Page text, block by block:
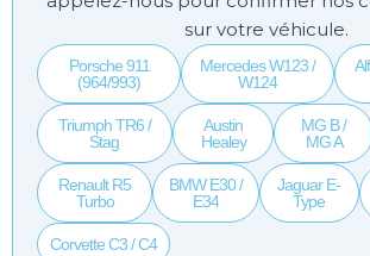
sur votre véhicule.
Porsche 911
(964/993)
Mercedes W123 /
W124
Triumph TR6 /
Stag
Austin
Healey
MG B /
MG A
Renault R5
Turbo
BMW E30 /
E34
Jaguar E-
Type
Corvette C3 / C4